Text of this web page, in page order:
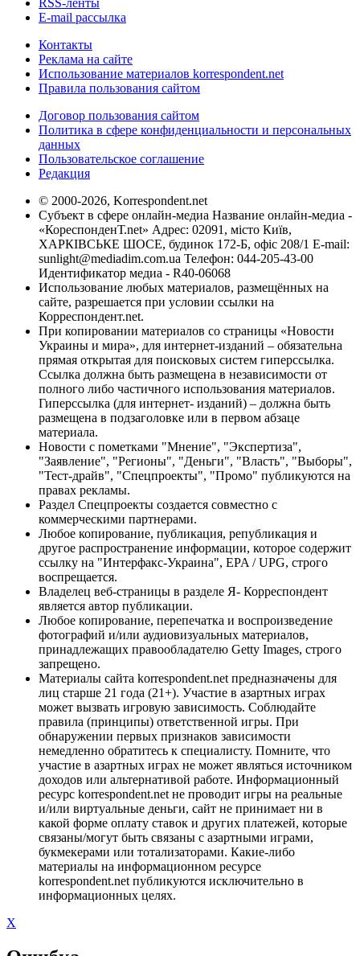
RSS-ленты
E-mail рассылка
Контакты
Реклама на сайте
Использование материалов korrespondent.net
Правила пользования сайтом
Договор пользования сайтом
Политика в сфере конфиденциальности и персональных
данных
Пользовательское соглашение
Редакция
© 2000-2026, Korrespondent.net
Субъект в сфере онлайн-медиа Название онлайн-медиа -
«КореспонденТ.net» Адрес: 02091, місто Київ,
ХАРКІВСЬКЕ ШОСЕ, будинок 172-Б, офіс 208/1 E-mail:
sunlight@mediadim.com.ua Телефон: 044-205-43-00
Идентификатор медиа - R40-06068
Использование любых материалов, размещённых на
сайте, разрешается при условии ссылки на
Корреспондент.net.
При копировании материалов со страницы «Новости
Украины и мира», для интернет-изданий – обязательна
прямая открытая для поисковых систем гиперссылка.
Ссылка должна быть размещена в независимости от
полного либо частичного использования материалов.
Гиперссылка (для интернет- изданий) – должна быть
размещена в подзаголовке или в первом абзаце
материала.
Новости с пометками "Мнение", "Экспертиза",
"Заявление", "Регионы", "Деньги", "Власть", "Выборы",
"Тест-драйв", "Спецпроекты", "Промо" публикуются на
правах рекламы.
Раздел Спецпроекты создается совместно с
коммерческими партнерами.
Любое копирование, публикация, републикация и
другое распространение информации, которое содержит
ссылку на "Интерфакс-Украина", EPA / UPG, строго
воспрещается.
Владелец веб-страницы в разделе Я- Корреспондент
является автор публикации.
Любое копирование, перепечатка и воспроизведение
фотографий и/или аудиовизуальных материалов,
принадлежащих правообладателю Getty Images, строго
запрещено.
Материалы сайта korrespondent.net предназначены для
лиц старше 21 года (21+). Участие в азартных играх
может вызвать игровую зависимость. Соблюдайте
правила (принципы) ответственной игры. При
обнаружении первых признаков зависимости
немедленно обратитесь к специалисту. Помните, что
участие в азартных играх не может являться источником
доходов или альтернативой работе. Информационный
ресурс korrespondent.net не проводит игры на реальные
и/или виртуальные деньги, сайт не принимает ни в
какой форме оплату ставок и других платежей, которые
связаны/могут быть связаны с азартными играми,
букмекерами или тотализаторами. Какие-либо
материалы на информационном ресурсе
korrespondent.net публикуются исключительно в
информационных целях.
X